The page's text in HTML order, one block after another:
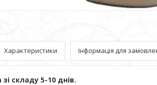
Характеристики Інформація для
складу 5-10 днів.